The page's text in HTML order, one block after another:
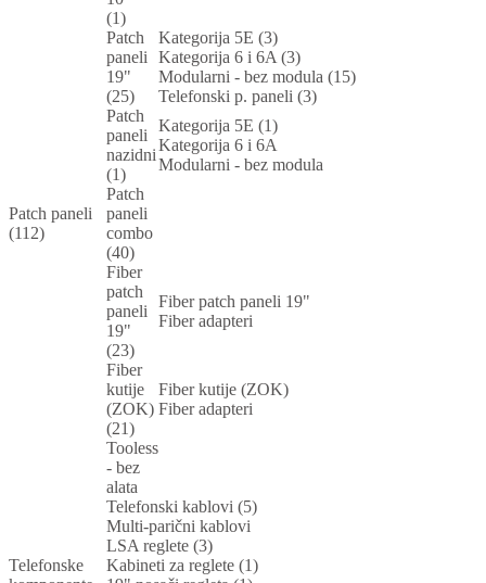
Patch paneli
(112)
(1)
Patch
paneli
19"
(25)
Kategorija 5E (3)
Kategorija 6 i 6A (3)
Modularni - bez modula (15)
Telefonski p. paneli (3)
Patch
paneli
nazidni
(1)
Kategorija 5E (1)
Kategorija 6 i 6A
Modularni - bez modula
Patch
paneli
combo
(40)
Fiber
patch
paneli
19"
(23)
Fiber patch paneli 19"
Fiber adapteri
Fiber
kutije
(ZOK)
(21)
Fiber kutije (ZOK)
Fiber adapteri
Tooless
- bez
alata
Telefonske
Telefonski kablovi (5)
Multi-parični kablovi
LSA reglete (3)
Kabineti za reglete (1)